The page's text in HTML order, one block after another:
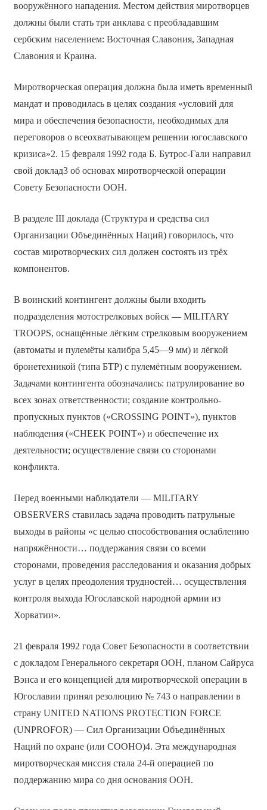
вооружённого нападения. Местом действия миротворцев
должны были стать три анклава с преобладавшим
сербским населением: Восточная Славония, Западная
Славония и Краина.
Миротворческая операция должна была иметь временный
мандат и проводилась в целях создания «условий для
мира и обеспечения безопасности, необходимых для
переговоров о всеохватывающем решении югославского
кризиса»2. 15 февраля 1992 года Б. Бутрос-Гали направил
свой доклад3 об основах миротворческой операции
Совету Безопасности ООН.
В разделе III доклада (Структура и средства сил
Организации Объединённых Наций) говорилось, что
состав миротворческих сил должен состоять из трёх
компонентов.
В воинский контингент должны были входить
подразделения мотострелковых войск — MILITARY
TROOPS, оснащённые лёгким стрелковым вооружением
(автоматы и пулемёты калибра 5,45—9 мм) и лёгкой
бронетехникой (типа БТР) с пулемётным вооружением.
Задачами контингента обозначались: патрулирование во
всех зонах ответственности; создание контрольно-
пропускных пунктов («CROSSING POINT»), пунктов
наблюдения («CHEEK POINT») и обеспечение их
деятельности; осуществление связи со сторонами
конфликта.
Перед военными наблюдатели — MILITARY
OBSERVERS ставилась задача проводить патрульные
выходы в районы «с целью способствования ослаблению
напряжённости… поддержания связи со всеми
сторонами, проведения расследования и оказания добрых
услуг в целях преодоления трудностей… осуществления
контроля выхода Югославской народной армии из
Хорватии».
21 февраля 1992 года Совет Безопасности в соответствии
с докладом Генерального секретаря ООН, планом Сайруса
Вэнса и его концепцией для миротворческой операции в
Югославии принял резолюцию № 743 о направлении в
страну UNITED NATIONS PROTECTION FORCE
(UNPROFOR) — Сил Организации Объединённых
Наций по охране (или СООНО)4. Эта международная
миротворческая миссия стала 24-й операцией по
поддержанию мира со дня основания ООН.